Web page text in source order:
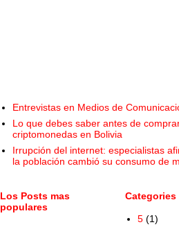
Entrevistas en Medios de
Lo que debes saber antes de
criptomonedas en Bolivia
Irrupción del internet: especialistas
la población cambió su consumo de
Los Posts mas
populares
Categories
5 (1)